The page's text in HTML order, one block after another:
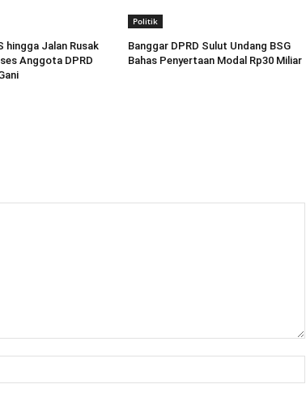
hingga Jalan Rusak
Anggota DPRD
Politik
Banggar DPRD Sulut Undang BSG
Bahas Penyertaan Modal Rp30 Miliar